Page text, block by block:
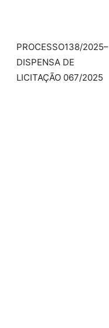
PROCESSO138/2025–
DISPENSA DE
LICITAÇÃO 067/2025